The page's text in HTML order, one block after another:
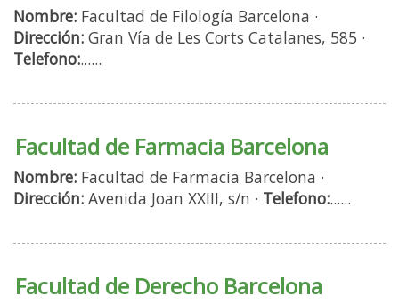
Nombre: Facultad de Filología Barcelona ·
Dirección: Gran Vía de Les Corts Catalanes, 585 ·
Telefono:......
Facultad de Farmacia Barcelona
Nombre: Facultad de Farmacia Barcelona ·
Dirección: Avenida Joan XXIII, s/n · Telefono:......
Facultad de Derecho Barcelona